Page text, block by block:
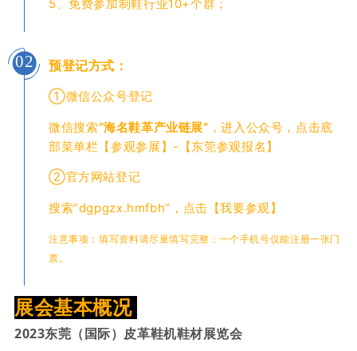
5、免费参加制鞋行业10+个群；
02 预登记方式：
①微信公众号登记
微信搜索“海名鞋革产业链展” ，进入公众号，点击底
部菜单栏【参观参展】-【东莞参观报名】
②官方网站登记
搜索“dgpgzx.hmfbh”，点击【我要参观】
注意事项：填写资料请尽量填写完整；一个手机号仅能注册一张门
票。
展会基本概况
2023东莞（国际）皮革鞋机鞋材展览会